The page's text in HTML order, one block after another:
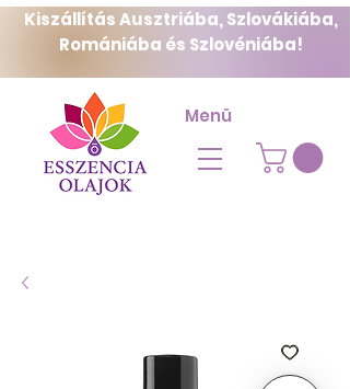
Kiszállítás Ausztriába, Szlovákiába,
Romániába és Szlovéniába!
Menü